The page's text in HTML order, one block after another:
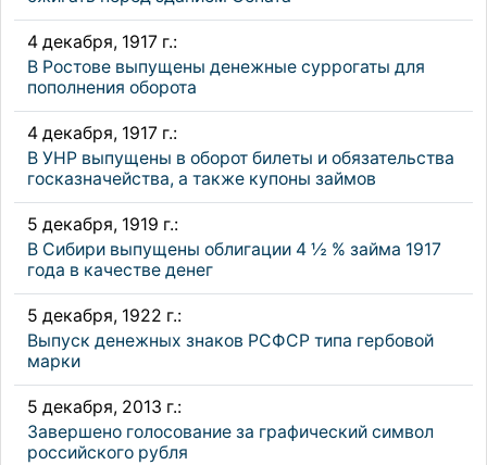
4 декабря, 1917 г.:
В Ростове выпущены денежные суррогаты для
пополнения оборота
4 декабря, 1917 г.:
В УНР выпущены в оборот билеты и обязательства
госказначейства, а также купоны займов
5 декабря, 1919 г.:
В Сибири выпущены облигации 4 ½ % займа 1917
года в качестве денег
5 декабря, 1922 г.:
Выпуск денежных знаков РСФСР типа гербовой
марки
5 декабря, 2013 г.:
Завершено голосование за графический символ
российского рубля